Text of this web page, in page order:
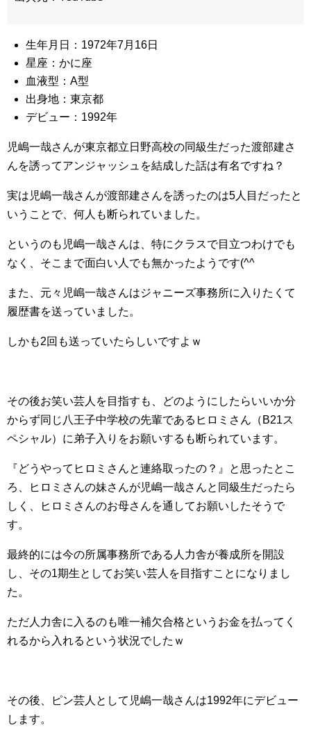
生年月日：1972年7月16日
星座：かに座
血液型：A型
出身地：東京都
デビュー：1992年
児嶋一哉さんが東京都立日野高校の同級生だった渡部建さ
んを誘ってアンジャッシュを結成した話は有名ですね？
実は児嶋一哉さんが渡部建さんを誘ったのは5人目だったと
いうことで、何人も断られていました。
というのも児嶋一哉さんは、特にクラスで目立つわけでも
なく、そこまで面白い人でも無かったようです(^^ゞ
また、元々児嶋一哉さんはジャニーズ事務所に入りたくて
履歴書を送っていました。
しかも2回も送っていたらしいですよｗ
その後お笑い芸人を目指すも、どのようにしたらいいか分
からず同じ八王子中学校の先輩であるヒロミさん（B21ス
ペシャル）に弟子入りをお願いするも断られています。
『どうやってヒロミさんと連絡取ったの？』と思ったとこ
ろ、ヒロミさんの妹さんが児嶋一哉さんと同級生だったら
しく、ヒロミさんのお母さんを通してお願いしたそうで
す。
最終的には今の所属事務所である人力舎が養成所を開設
し、その1期生としてお笑い芸人を目指すことになりまし
た。
ただ人力舎に入るのも唯一補欠合格というお金を払ってく
れるから入れるという状況でしたｗ
その後、ピン芸人として児嶋一哉さんは1992年にデビュー
します。